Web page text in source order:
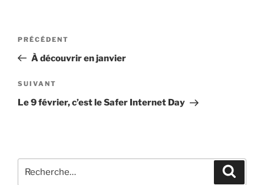
Navigation
l’article
Article
précédent
PRÉCÉDENT
À découvrir en janvier
Article
suivant
SUIVANT
Le 9 février, c’est le Safer Internet Day
pour